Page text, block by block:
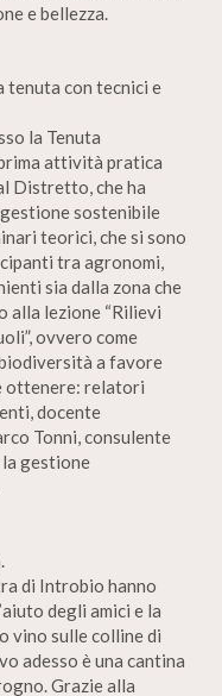
e bellezza.
tenuta con tecnici e
la Tenuta
attività pratica
Distretto, che ha
sostenibile
teorici, che si sono
tra agronomi,
sia dalla zona che
alla lezione “Rilievi
ovvero come
a favore
ottenere: relatori
docente
Tonni, consulente
gestione
di Introbio hanno
degli amici e la
vino sulle colline di
adesso è una cantina
Grazie alla